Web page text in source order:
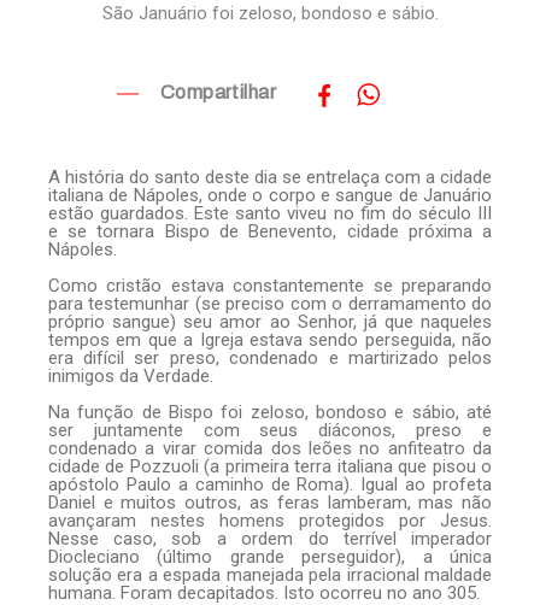
São Januário foi zeloso, bondoso e sábio.
Compartilhar
A história do santo deste dia se entrelaça com a cidade
italiana de Nápoles, onde o corpo e sangue de Januário
estão guardados. Este santo viveu no fim do século III
e se tornara Bispo de Benevento, cidade próxima a
Nápoles.
Como cristão estava constantemente se preparando
para testemunhar (se preciso com o derramamento do
próprio sangue) seu amor ao Senhor, já que naqueles
tempos em que a Igreja estava sendo perseguida, não
era difícil ser preso, condenado e martirizado pelos
inimigos da Verdade.
Na função de Bispo foi zeloso, bondoso e sábio, até
ser juntamente com seus diáconos, preso e
condenado a virar comida dos leões no anfiteatro da
cidade de Pozzuoli (a primeira terra italiana que pisou o
apóstolo Paulo a caminho de Roma). Igual ao profeta
Daniel e muitos outros, as feras lamberam, mas não
avançaram nestes homens protegidos por Jesus.
Nesse caso, sob a ordem do terrível imperador
Diocleciano (último grande perseguidor), a única
solução era a espada manejada pela irracional maldade
humana. Foram decapitados. Isto ocorreu no ano 305.